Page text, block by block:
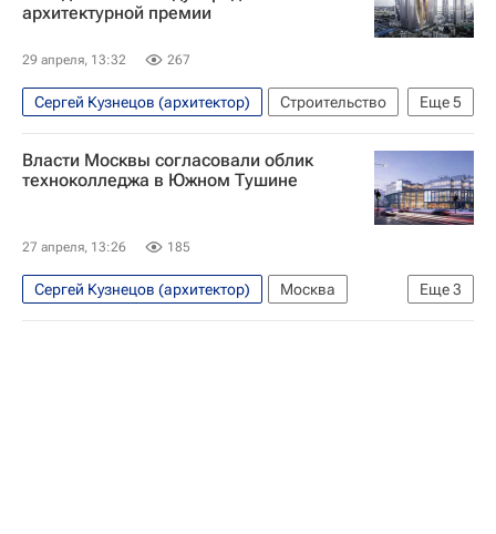
Федеральная служба по интеллектуальной собственности (Роспатент)
Мираж
архитектурной премии
29 апреля, 13:32 267
Еще5
Сергей Кузнецов (архитектор)
Строительство
Москва
Канада
Узбекистан
Архитектура
Москва-Сити
Власти Москвы согласовали облик
техноколледжа в Южном Тушине
27 апреля, 13:26 185
Еще3
Сергей Кузнецов (архитектор)
Москва
Южное Тушино
Сходня Сергей Собянин